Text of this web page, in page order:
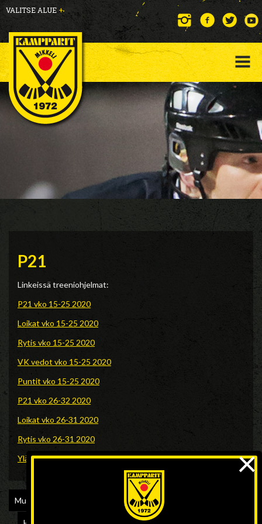
VALITSE ALUE +
P21
Linkeissä treeniohjelmat:
P21 vko 15-25 2020
Loikat vko 15-25 2020
Rytis vko 15-25 2020
VK vedot vko 15-25 2020
Puntit vko 15-25 2020
P21 vko 26-32 2020
Loikat vko 26-31 2020
Rytis vko 26-31 2020
Ylävartalovoima vko 26-31
Musta laatikko
×